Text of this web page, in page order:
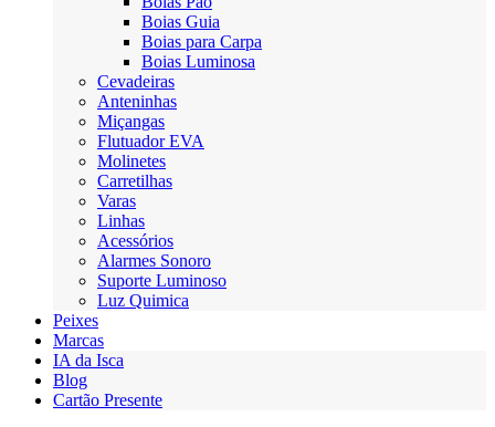
Boias Guia
Boias para Carpa
Boias Luminosa
Cevadeiras
Anteninhas
Miçangas
Flutuador EVA
Molinetes
Carretilhas
Varas
Linhas
Acessórios
Alarmes Sonoro
Suporte Luminoso
Luz Quimica
Peixes
Marcas
IA da Isca
Blog
Cartão Presente